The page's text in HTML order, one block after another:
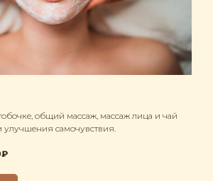
общий массаж, массаж лица и чай
улучшения самочувствия.